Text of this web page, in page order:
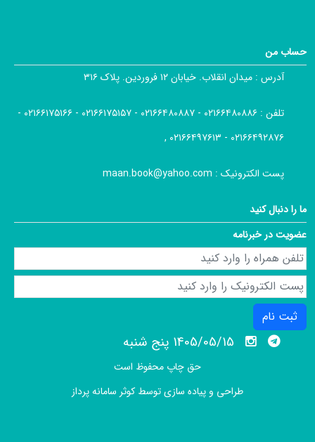
حساب من
آدرس : میدان انقلاب. خیابان ۱۲ فروردین. پلاک ۳۱۶
تلفن :
۰۲۱۶۶۴۸۰۸۸۶ - ۰۲۱۶۶۴۸۰۸۸۷ - ۰۲۱۶۶۱۷۵۱۵۷ - ۰۲۱۶۶۱۷۵۱۶۶ -
۰۲۱۶۶۴۹۲۸۷۶ - ۰۲۱۶۶۴۹۷۶۱۳ ,
پست الکترونیک : maan.book@yahoo.com
ما را دنبال کنید
عضویت در خبرنامه
ثبت نام
1405/05/15 پنج شنبه
حق چاپ محفوظ است
طراحی و پیاده سازی توسط کوثر سامانه پرداز